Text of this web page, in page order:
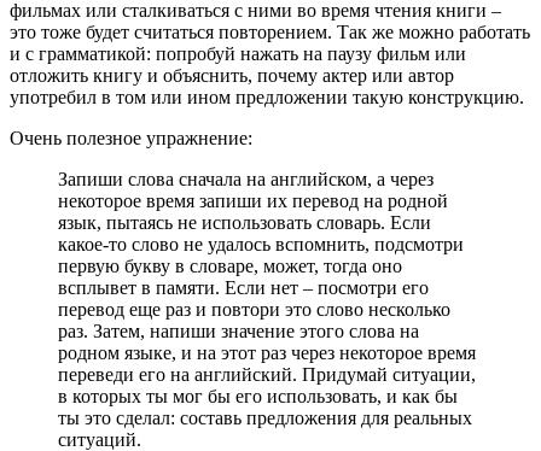
фильмах или сталкиваться с ними во время чтения книги –
это тоже будет считаться повторением. Так же можно работать
и с грамматикой: попробуй нажать на паузу фильм или
отложить книгу и объяснить, почему актер или автор
употребил в том или ином предложении такую конструкцию.
Очень полезное упражнение:
Запиши слова сначала на английском, а через
некоторое время запиши их перевод на родной
язык, пытаясь не использовать словарь. Если
какое-то слово не удалось вспомнить, подсмотри
первую букву в словаре, может, тогда оно
всплывет в памяти. Если нет – посмотри его
перевод еще раз и повтори это слово несколько
раз. Затем, напиши значение этого слова на
родном языке, и на этот раз через некоторое время
переведи его на английский. Придумай ситуации,
в которых ты мог бы его использовать, и как бы
ты это сделал: составь предложения для реальных
ситуаций.